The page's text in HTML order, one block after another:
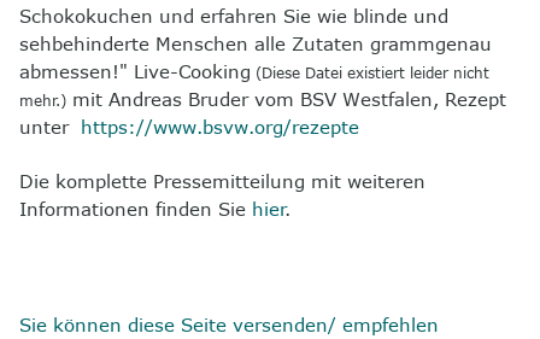
Schokokuchen und erfahren Sie wie blinde und
sehbehinderte Menschen alle Zutaten grammgenau
abmessen!" Live-Cooking (Diese Datei existiert leider nicht
mehr.) mit Andreas Bruder vom BSV Westfalen, Rezept
unter
https://www.bsvw.org/rezepte
Die komplette Pressemitteilung mit weiteren
Informationen finden Sie hier.
Sie können diese Seite versenden/ empfehlen